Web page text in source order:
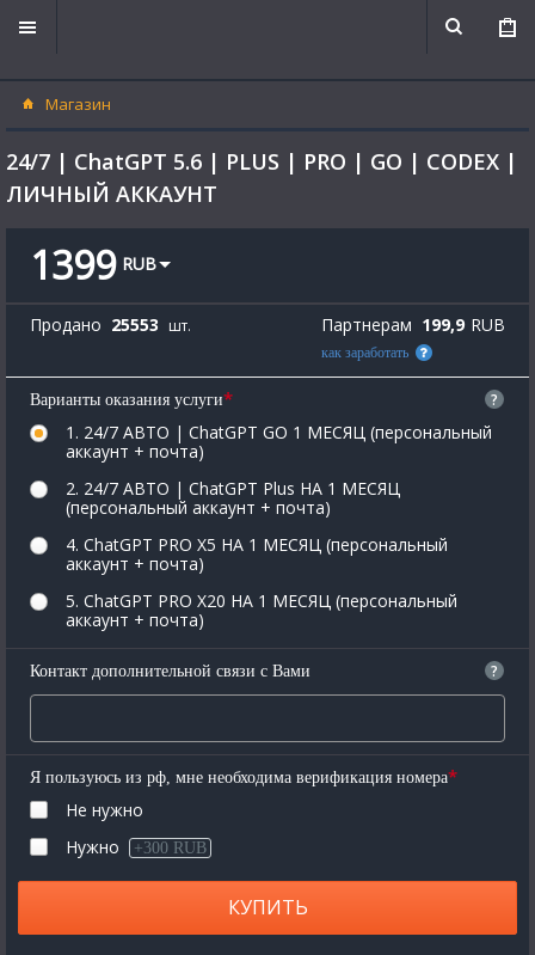
Магазин
24/7 | ChatGPT 5.6 | PLUS | PRO | GO | CODEX |
ЛИЧНЫЙ АККАУНТ
1399 RUB
Продано 25553 шт. Партнерам 199,9 RUB
как заработать
Варианты оказания услуги* ?
1. 24/7 АВТО | ChatGPT GO 1 МЕСЯЦ (персональный
аккаунт + почта)
2. 24/7 АВТО | ChatGPT Plus НА 1 МЕСЯЦ
(персональный аккаунт + почта)
4. ChatGPT PRO X5 НА 1 МЕСЯЦ (персональный
аккаунт + почта)
5. ChatGPT PRO X20 НА 1 МЕСЯЦ (персональный
аккаунт + почта)
Контакт дополнительной связи с Вами ?
Я пользуюсь из рф, мне необходима верификация номера*
Не нужно
Нужно
+300 RUB
КУПИТЬ